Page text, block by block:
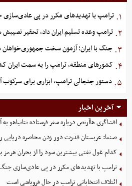
۱. ترامپ با تهدیدهای مکرر در پی عادی‌سازی
۲. ترامپ وعده تسلیم ایران داد، تحقیر
۳. جنگ با ایران؛ آزمون سخت جمهوری‌خواهان
۴. کشورهای منطقه، ترامپ را به سمت ایران
۵. دستور جنجالی ترامپ، ابزاری برای سرکوب
آخرین اخبار
افشاگری هاآرتص درباره سفر فرستاده نتانیاهو به
صنعا: عربستان قدرت دور زدن محاصره دریایی
کدام غول نفتی بیشترین سود را از بحران هرمز
ترامپ با تهدیدهای مکرر در پی عادی‌سازی جنگ
ائتلاف انتخاباتی ترامپ در حال فروپاشی است